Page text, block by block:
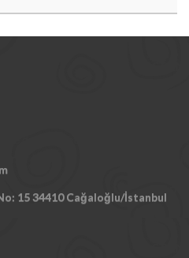
15 34410 Cağaloğlu/İstanbul